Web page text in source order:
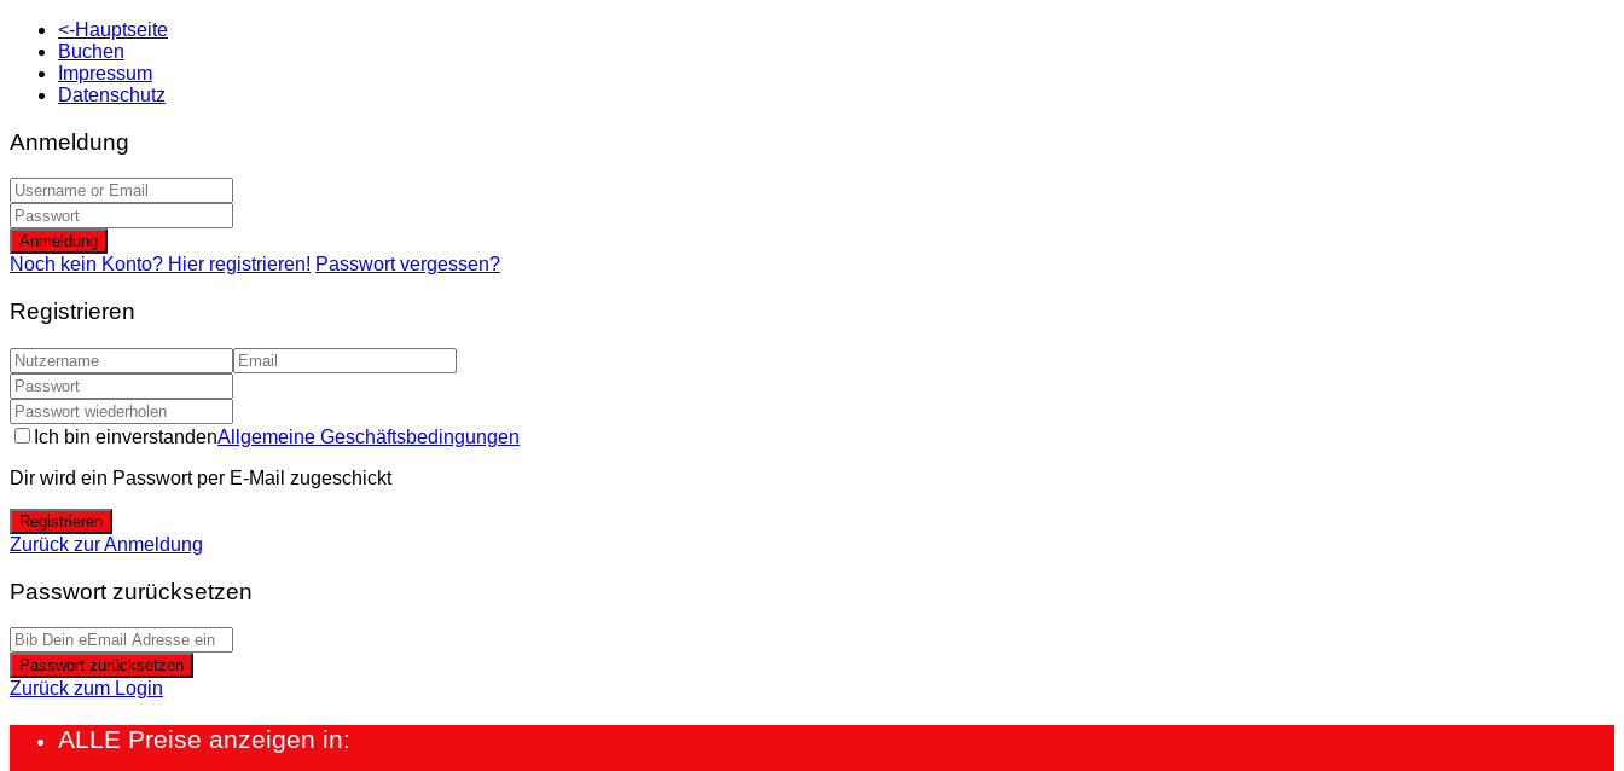
<-Hauptseite
Buchen
Impressum
Datenschutz
Anmeldung
Anmeldung
Noch kein Konto? Hier registrieren! Passwort vergessen?
Registrieren
Ich bin einverstandenAllgemeine Geschäftsbedingungen
Dir wird ein Passwort per E-Mail zugeschickt
Registrieren
Zurück zur Anmeldung
Passwort zurücksetzen
Passwort zurücksetzen
Zurück zum Login
ALLE Preise anzeigen in: